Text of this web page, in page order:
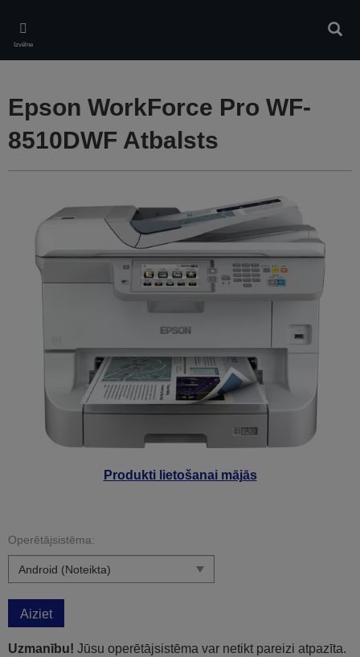
main
content
Izvēlne
Produkti lietošanai mājās
Epson WorkForce Pro WF-
8510DWF Atbalsts
Operētājsistēma:
Aiziet
Uzmanību! Jūsu operētājsistēma var netikt pareizi atpazīta.